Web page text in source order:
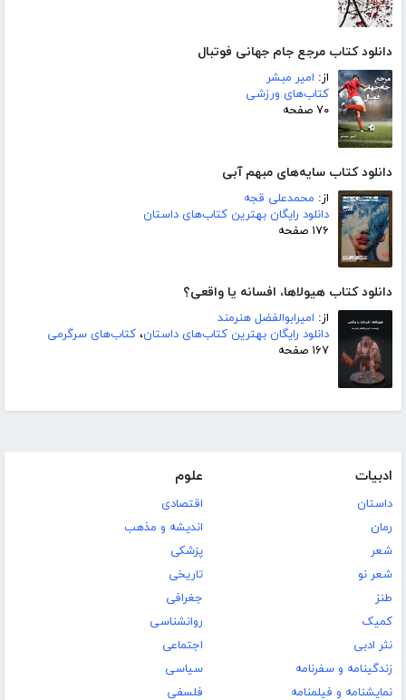
دانلود کتاب مرجع جام جهانی فوتبال
از: امیر مبشر
کتاب‌های ورزشی
۷۰ صفحه
دانلود کتاب سایه‌های مبهم آبی
از: محمدعلی قجه
دانلود رایگان بهترین کتاب‌های داستان
۱۷۶ صفحه
دانلود کتاب هیولاها، افسانه یا واقعی؟
از: امیرابوالفضل هنرمند
دانلود رایگان بهترین کتاب‌های داستان، کتاب‌های سرگرمی
۱۶۷ صفحه
ادبیات
داستان
رمان
شعر
شعر نو
طنز
کمیک
نثر ادبی
زندگینامه و سفرنامه
نمایشنامه و فیلمنامه
علوم
اقتصادی
اندیشه و مذهب
پزشکی
تاریخی
جغرافی
روانشناسی
اجتماعی
سیاسی
فلسفی